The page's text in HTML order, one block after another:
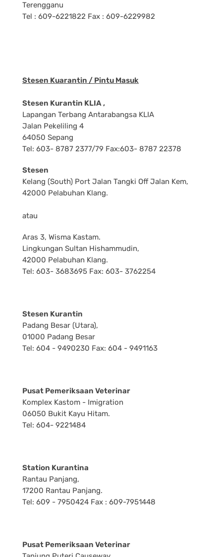
Terengganu
Tel : 609-6221822 Fax : 609-6229982
Stesen Kuarantin / Pintu Masuk
Stesen Kurantin KLIA ,
Lapangan Terbang Antarabangsa KLIA
Jalan Pekeliling 4
64050 Sepang
Tel: 603- 8787 2377/79 Fax:603- 8787 22378
Stesen
Kelang (South) Port Jalan Tangki Off Jalan Kem,
42000 Pelabuhan Klang.
atau
Aras 3, Wisma Kastam.
Lingkungan Sultan Hishammudin,
42000 Pelabuhan Klang.
Tel: 603- 3683695 Fax: 603- 3762254
Stesen Kurantin
Padang Besar (Utara),
01000 Padang Besar
Tel: 604 - 9490230 Fax: 604 - 9491163
Pusat Pemeriksaan Veterinar
Komplex Kastom - Imigration
06050 Bukit Kayu Hitam.
Tel: 604- 9221484
Station Kurantina
Rantau Panjang,
17200 Rantau Panjang.
Tel: 609 - 7950424 Fax : 609-7951448
Pusat Pemeriksaan Veterinar